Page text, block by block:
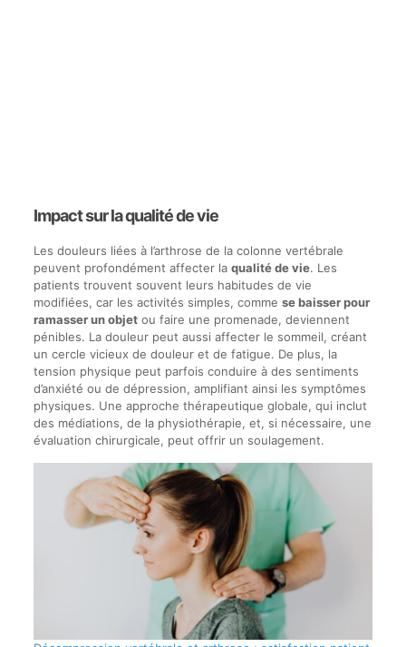
Impact sur la qualité de vie
Les douleurs liées à l’arthrose de la colonne vertébrale
peuvent profondément affecter la qualité de vie. Les
patients trouvent souvent leurs habitudes de vie
modifiées, car les activités simples, comme se baisser pour
ramasser un objetou faire une promenade, deviennent
pénibles. La douleur peut aussi affecter le sommeil, créant
un cercle vicieux de douleur et de fatigue. De plus, la
tension physique peut parfois conduire à des sentiments
d’anxiété ou de dépression, amplifiant ainsi les symptômes
physiques. Une approche thérapeutique globale, qui inclut
des médiations, de la physiothérapie, et, si nécessaire, une
évaluation chirurgicale, peut offrir un soulagement.